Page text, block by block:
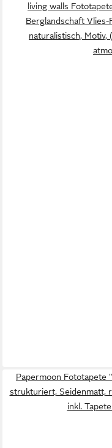
living walls
Berglandschaft
naturalistisch, Motiv,
Papermoon Fototapete
strukturiert, Seidenmatt,
inkl.